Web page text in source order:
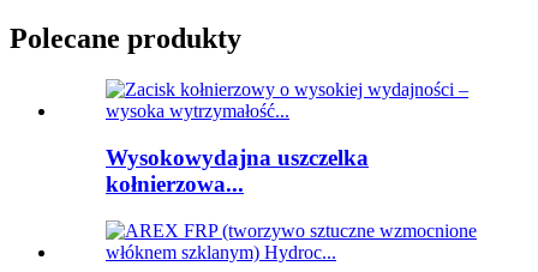
Polecane produkty
Wysokowydajna uszczelka
kołnierzowa...